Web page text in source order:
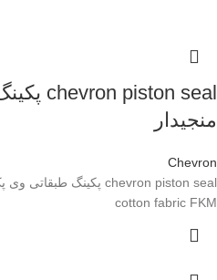
منجیدار
Chevron
cotton fabric FKM